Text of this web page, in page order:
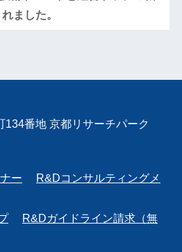
ました。
134番地 京都リサーチパーク
ー
R&Dコンサルティングメ
R&Dガイドライン請求（無